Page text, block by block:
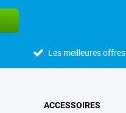
Les meilleures offres
ACCESSOIRES